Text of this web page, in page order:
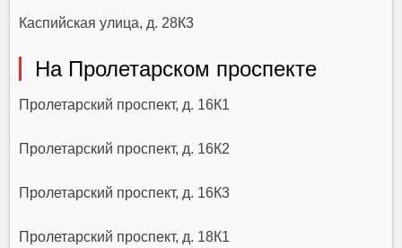
Каспийская улица, д. 28К3
На Пролетарском проспекте
Пролетарский проспект, д. 16К1
Пролетарский проспект, д. 16К2
Пролетарский проспект, д. 16К3
Пролетарский проспект, д. 18К1